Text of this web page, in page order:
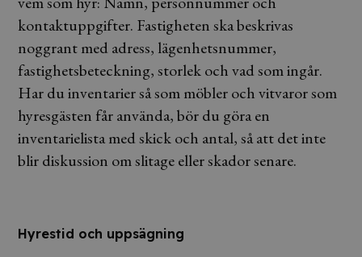
kontaktuppgifter. Fastigheten ska beskrivas
noggrant med adress, lägenhetsnummer,
fastighetsbeteckning, storlek och vad som ingår.
Har du inventarier så som möbler och vitvaror som
hyresgästen får använda, bör du göra en
inventarielista med skick och antal, så att det inte
blir diskussion om slitage eller skador senare.
Hyrestid och uppsägning